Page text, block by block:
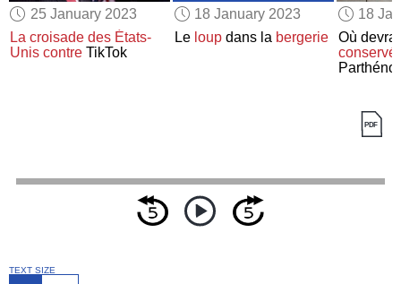
25 January 2023
La croisade des États-
Unis contre TikTok
18 January 2023
Le loupdans la bergerie
18
Où
TEXT SIZE